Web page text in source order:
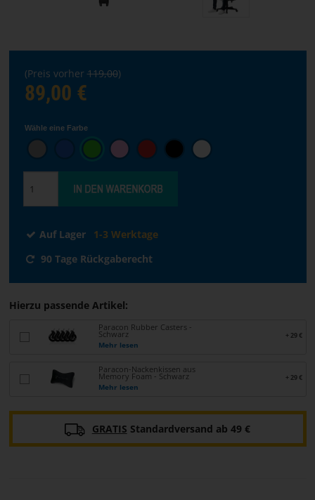
STARTSEITE
SOFTWARE
HÄNDLER
(Preis vorher119,00)
89,00 €
Wähle eine Farbe
Auf Lager
1-3 Werktage
90 Tage Rückgaberecht
Hierzu passende Artikel:
Paracon Rubber Casters -
Schwarz
Mehr lesen
+ 29 €
Paracon-Nackenkissen aus
Memory Foam - Schwarz
Mehr lesen
+ 29 €
GRATIS Standardversand ab 49 €